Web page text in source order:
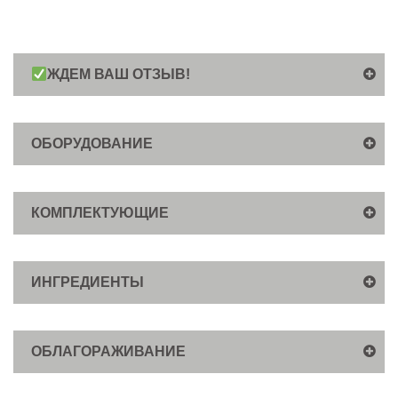
ЖДЕМ ВАШ ОТЗЫВ!
ОБОРУДОВАНИЕ
КОМПЛЕКТУЮЩИЕ
ИНГРЕДИЕНТЫ
ОБЛАГОРАЖИВАНИЕ